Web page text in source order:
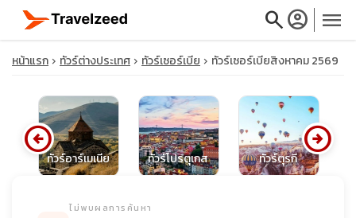
searchaccount_circle menu
close
หน้าแรก ทัวร์ต่างประเทศ ทัวร์เซอร์เบีย ทัวร์เซอร์เบียสิงหาคม 2569
ทัวร์อาร์เมเนีย ทัวร์โปรตุเกส ทัวร์ตุรกี
arrow_circle_left arrow_circle_right
ไม่พบผลการค้นหา